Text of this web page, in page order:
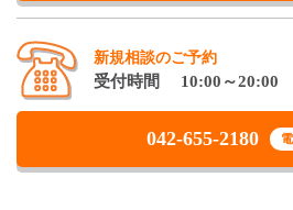
新規相談のご予約
受付時間 10:00～20:00
042-655-2180